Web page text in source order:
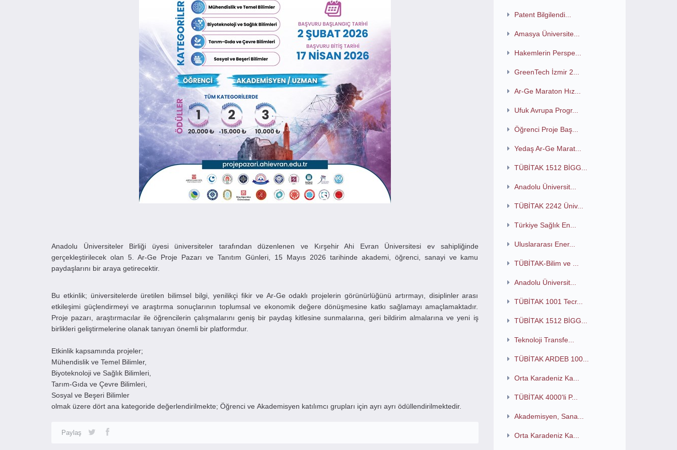
Anadolu Üniversiteler Birliği üyesi üniversiteler tarafından düzenlenen ve Kırşehir Ahi Evran Üniversitesi ev sahipliğinde
gerçekleştirilecek olan 5. Ar-Ge Proje Pazarı ve Tanıtım Günleri, 15 Mayıs 2026 tarihinde akademi, öğrenci, sanayi ve kamu
paydaşlarını bir araya getirecektir.
Bu etkinlik; üniversitelerde üretilen bilimsel bilgi, yenilikçi fikir ve Ar-Ge odaklı projelerin görünürlüğünü artırmayı, disiplinler arası
etkileşimi güçlendirmeyi ve araştırma sonuçlarının toplumsal ve ekonomik değere dönüşmesine katkı sağlamayı amaçlamaktadır.
Proje pazarı, araştırmacılar ile öğrencilerin çalışmalarını geniş bir paydaş kitlesine sunmalarına, geri bildirim almalarına ve yeni iş
birlikleri geliştirmelerine olanak tanıyan önemli bir platformdur.
Etkinlik kapsamında projeler;
Mühendislik ve Temel Bilimler,
Biyoteknoloji ve Sağlık Bilimleri,
Tarım-Gıda ve Çevre Bilimleri,
Sosyal ve Beşeri Bilimler
olmak üzere dört ana kategoride değerlendirilmekte; Öğrenci ve Akademisyen katılımcı grupları için ayrı ayrı ödüllendirilmektedir.
Paylaş
Patent Bilgilendi...
Amasya Üniversite...
Hakemlerin Perspe...
GreenTech İzmir 2...
Ar-Ge Maraton Hız...
Ufuk Avrupa Progr...
Öğrenci Proje Baş...
Yedaş Ar-Ge Marat...
TÜBİTAK 1512 BİGG...
Anadolu Üniversit...
TÜBİTAK 2242 Üniv...
Türkiye Sağlık En...
Uluslararası Ener...
TÜBİTAK-Bilim ve ...
Anadolu Üniversit...
TÜBİTAK 1001 Tecr...
TÜBİTAK 1512 BİGG...
Teknoloji Transfe...
TÜBİTAK ARDEB 100...
Orta Karadeniz Ka...
TÜBİTAK 4000'li P...
Akademisyen, Sana...
Orta Karadeniz Ka...